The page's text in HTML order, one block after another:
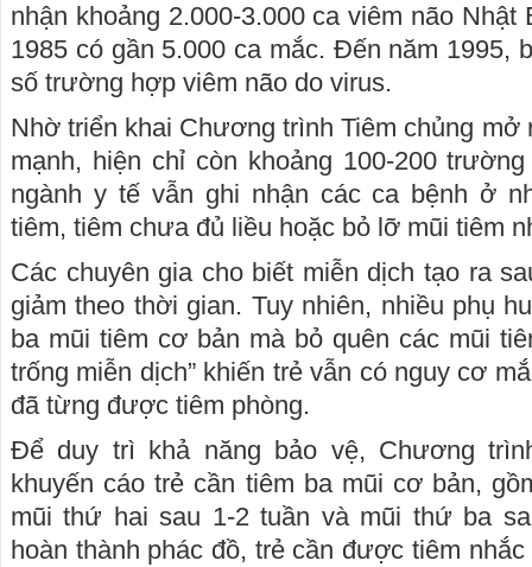
nhận khoảng 2.000-3.000 ca viêm não Nhật
1985 có gần 5.000 ca mắc. Đến năm 1995,
số trường hợp viêm não do virus.
Nhờ triển khai Chương trình Tiêm chủng mở
mạnh, hiện chỉ còn khoảng 100-200
ngành y tế vẫn ghi nhận các ca bệnh ở
tiêm, tiêm chưa đủ liều hoặc bỏ lỡ mũi tiêm
Các chuyên gia cho biết miễn dịch tạo ra
giảm theo thời gian. Tuy nhiên, nhiều phụ
ba mũi tiêm cơ bản mà bỏ quên các mũi
trống miễn dịch” khiến trẻ vẫn có nguy cơ
đã từng được tiêm phòng.
Để duy trì khả năng bảo vệ, Chương
khuyến cáo trẻ cần tiêm ba mũi cơ bản,
mũi thứ hai sau 1-2 tuần và mũi thứ ba
hoàn thành phác đồ, trẻ cần được tiêm